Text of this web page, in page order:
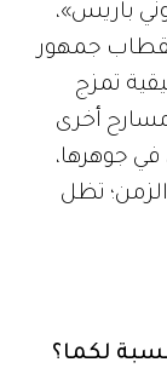
باريس»،
جمهور
تمزج
أخرى
في جوهرها،
تظل
لكما؟